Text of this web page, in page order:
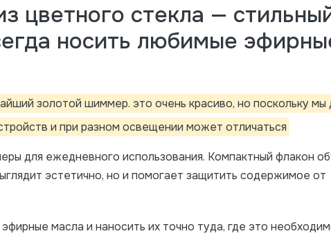
цветного стекла —
носить любимые
золотой шиммер. это очень красиво, но поскольку мы
и при разном освещении может отличаться
для ежедневного использования. Компактный флакон
эстетично, но и помогает защитить содержимое от
масла и наносить их точно туда, где это